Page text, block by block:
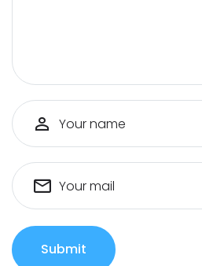
Your name
Your mail
Submit